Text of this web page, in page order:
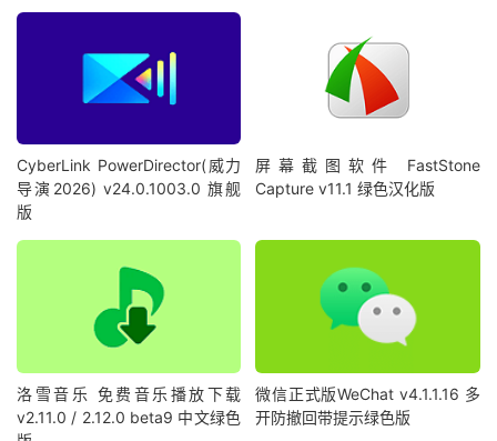
CyberLink PowerDirector(威力
导演2026) v24.0.1003.0 旗舰
版
屏幕截图软件 FastStone
Capture v11.1 绿色汉化版
洛雪音乐 免费音乐播放下载
v2.11.0 / 2.12.0 beta9 中文绿色
微信正式版WeChat v4.1.1.16 多
开防撤回带提示绿色版